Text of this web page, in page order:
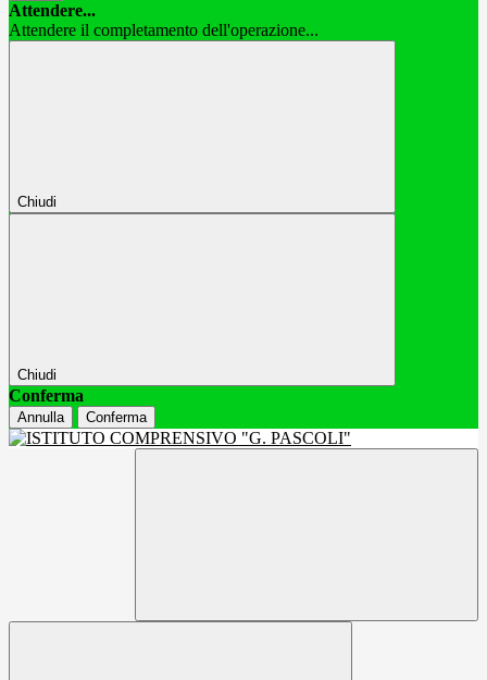
Attendere...
Attendere il completamento dell'operazione...
Chiudi
Chiudi
Conferma
Annulla Conferma